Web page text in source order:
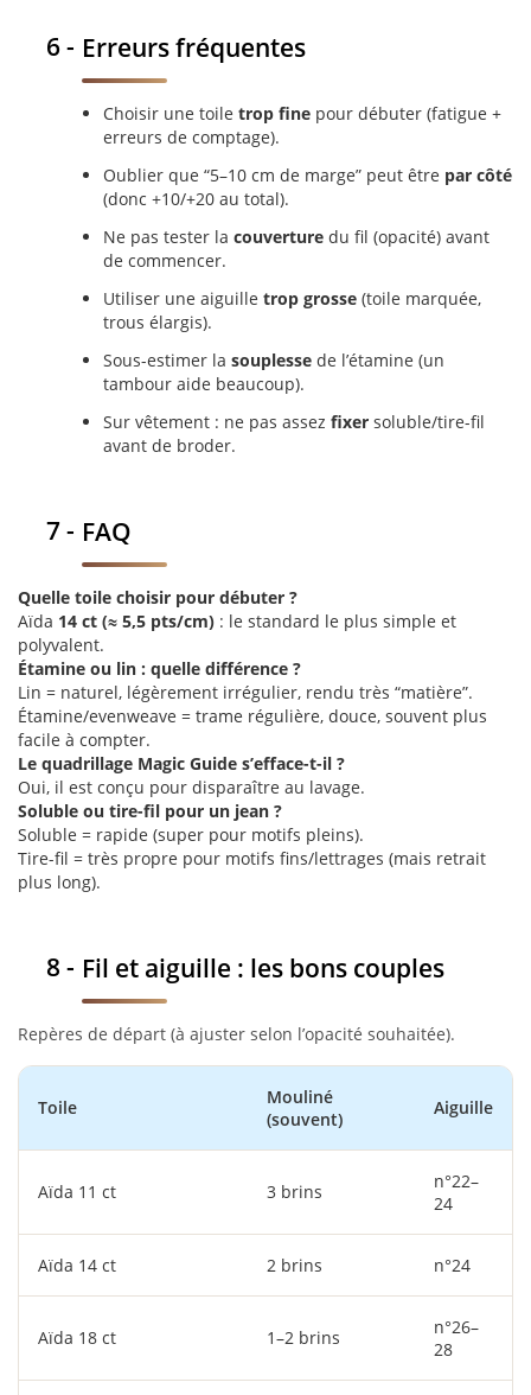
Erreurs fréquentes
Choisir une toile trop fine pour débuter (fatigue +
erreurs de comptage).
Oublier que “5–10 cm de marge” peut être par côté
(donc +10/+20 au total).
Ne pas tester la couverture du fil (opacité) avant
de commencer.
Utiliser une aiguille trop grosse (toile marquée,
trous élargis).
Sous-estimer la souplesse de l’étamine (un
tambour aide beaucoup).
Sur vêtement : ne pas assez fixer soluble/tire-fil
avant de broder.
FAQ
Quelle toile choisir pour débuter ?
Aïda 14 ct (≈ 5,5 pts/cm) : le standard le plus simple et
polyvalent.
Étamine ou lin : quelle différence ?
Lin = naturel, légèrement irrégulier, rendu très “matière”.
Étamine/evenweave = trame régulière, douce, souvent plus
facile à compter.
Le quadrillage Magic Guide s’efface-t-il ?
Oui, il est conçu pour disparaître au lavage.
Soluble ou tire-fil pour un jean ?
Soluble = rapide (super pour motifs pleins).
Tire-fil = très propre pour motifs fins/lettrages (mais retrait
plus long).
Fil et aiguille : les bons couples
Repères de départ (à ajuster selon l’opacité souhaitée).
Toile
Mouliné
(souvent)
Aiguille
Aïda 11 ct 3 brins
n°22–
24
Aïda 14 ct 2 brins n°24
Aïda 18 ct 1–2 brins
n°26–
28